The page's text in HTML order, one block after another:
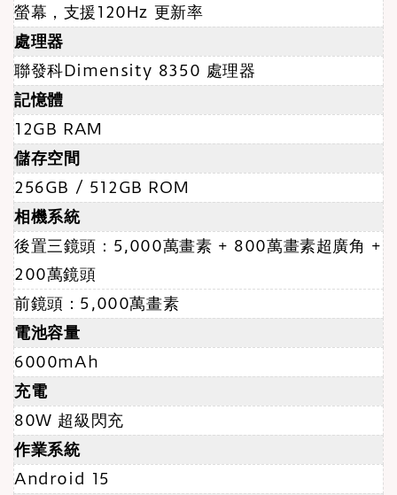
螢幕 ，支援120Hz 更新率
處理器
聯發科Dimensity 8350 處理器
記憶體
12GB RAM
儲存空間
256GB / 512GB ROM
相機系統
後置三鏡頭：5,000萬畫素 + 800萬畫素超廣角 +
200萬鏡頭
前鏡頭：5,000萬畫素
電池容量
6000mAh
充電
80W 超級閃充
作業系統
Android 15